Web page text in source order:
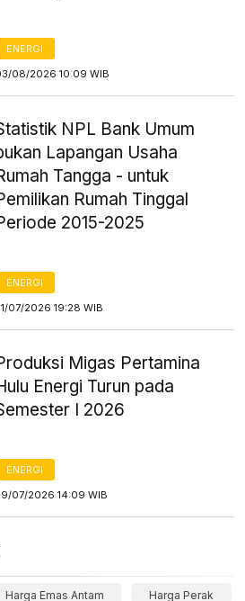
ENERGI
08/2026 10:09 WIB
NPL Bank Umum
Lapangan Usaha
Tangga - untuk
Rumah Tinggal
2015-2025
ENERGI
07/2026 19:28 WIB
Migas Pertamina
Energi Turun pada
I 2026
ENERGI
07/2026 14:09 WIB
Harga Emas Antam Harga Perak